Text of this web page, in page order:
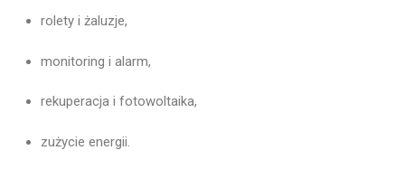
rolety i żaluzje,
monitoring i alarm,
rekuperacja i fotowoltaika,
zużycie energii.